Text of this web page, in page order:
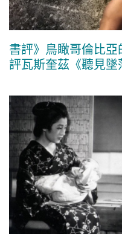
書評》鳥瞰哥倫比亞
評瓦斯奎茲《聽見墜